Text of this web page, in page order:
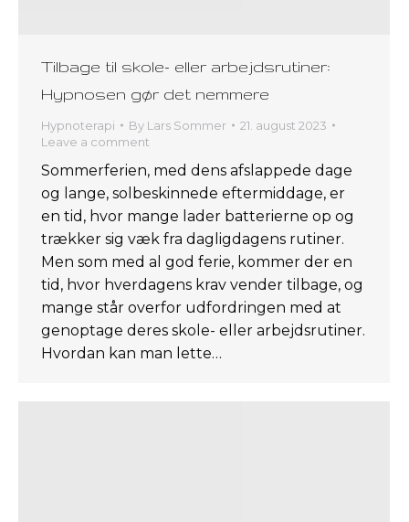
Tilbage til skole- eller arbejdsrutiner:
Hypnosen gør det nemmere
Hypnoterapi By Lars Sommer
21. august 2023
Leave a comment
Sommerferien, med dens afslappede dage
og lange, solbeskinnede eftermiddage, er
en tid, hvor mange lader batterierne op og
trækker sig væk fra dagligdagens rutiner.
Men som med al god ferie, kommer der en
tid, hvor hverdagens krav vender tilbage, og
mange står overfor udfordringen med at
genoptage deres skole- eller arbejdsrutiner.
Hvordan kan man lette…